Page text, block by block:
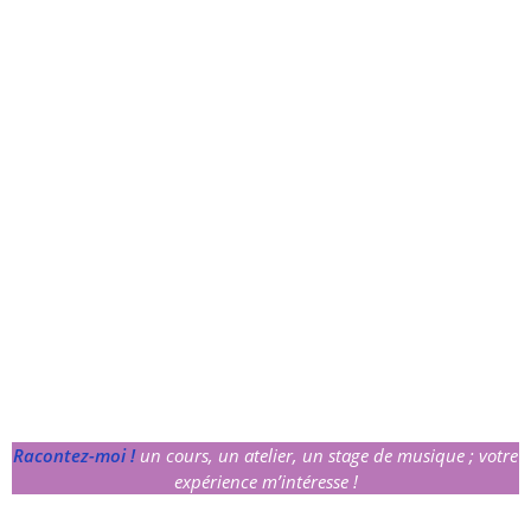
Racontez-moi ! un cours, un atelier, un stage de musique ; votre
expérience m’intéresse !